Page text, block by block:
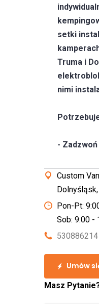
setki
Truma i
nimi
-
Custom
Pon-Pt:
Sob: 9:00 -
530886214
Umów
Masz